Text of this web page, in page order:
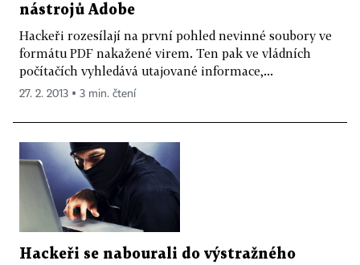
nástrojů Adobe
Hackeři rozesílají na první pohled nevinné soubory ve
formátu PDF nakažené virem. Ten pak ve vládních
počítačích vyhledává utajované informace,...
27. 2. 2013 ▪ 3 min. čtení
Hackeři se nabourali do výstražného